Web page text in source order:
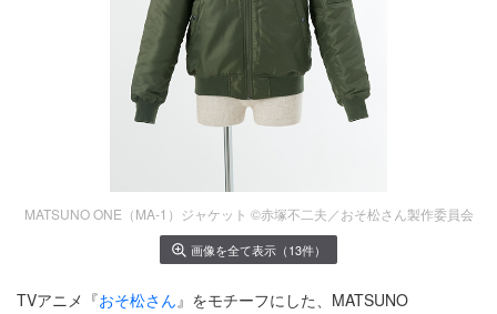
MATSUNO ONE（MA-1）ジャケット ©赤塚不二夫／おそ松さん製作委員会
画像を全て表示（13件）
TVアニメ『おそ松さん』をモチーフにした、MATSUNO